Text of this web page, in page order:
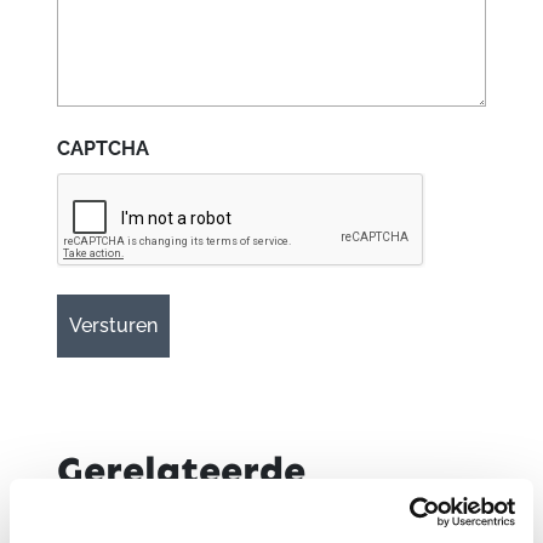
CAPTCHA
Gerelateerde